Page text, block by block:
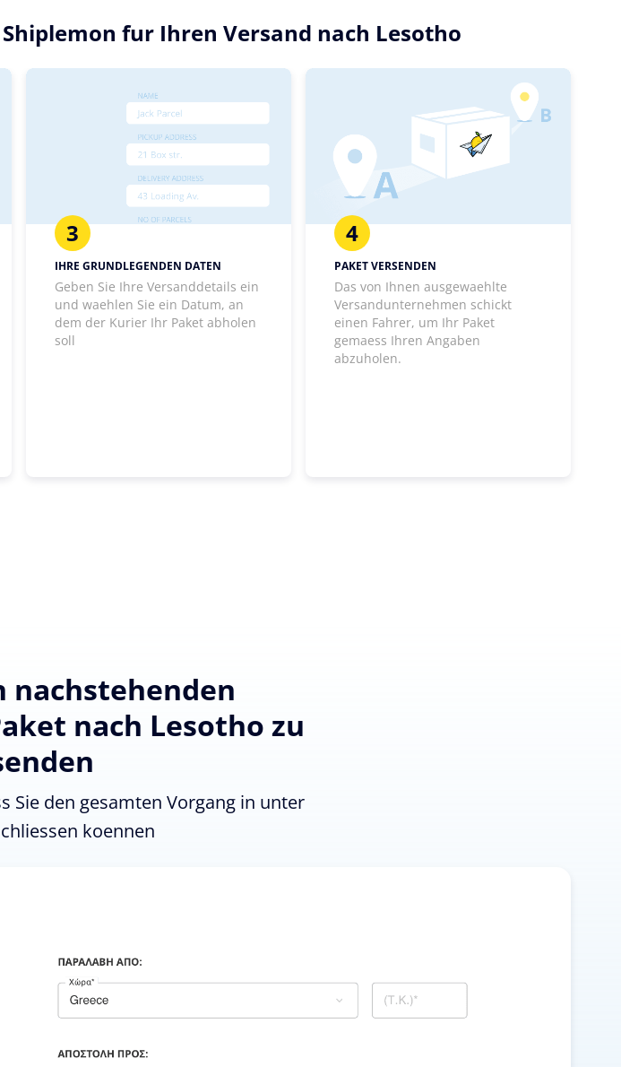
fur Ihren Versand nach Lesotho
3
IHRE GRUNDLEGENDEN DATEN
Geben Sie Ihre Versanddetails ein
und waehlen Sie ein Datum, an
dem der Kurier Ihr Paket abholen
soll
4
PAKET VERSENDEN
Das von Ihnen ausgewaehlte
Versandunternehmen schickt
einen Fahrer, um Ihr Paket
gemaess Ihren Angaben
abzuholen.
nachstehenden
nach Lesotho zu
Sie den gesamten Vorgang in unter
koennen